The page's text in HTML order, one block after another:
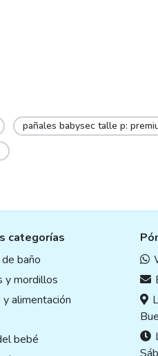
pañales babysec talle p:
categorías
baño
y mordillos
y alimentación
bebé